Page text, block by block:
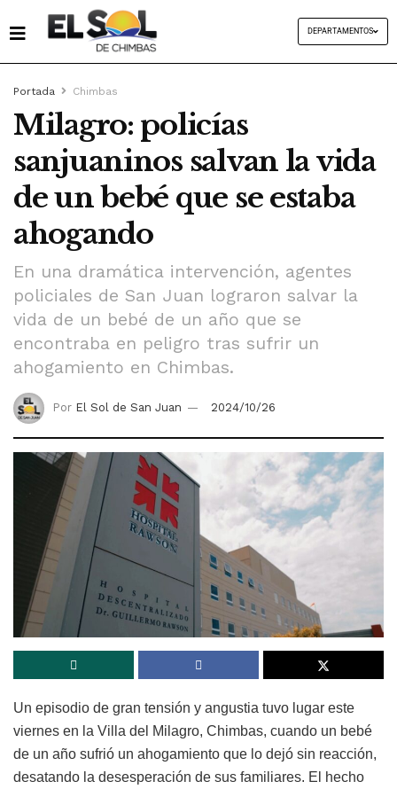
DEPARTAMENTOS
Portada Chimbas
Milagro: policías
sanjuaninos salvan la vida
de un bebé que se estaba
ahogando
En una dramática intervención, agentes
policiales de San Juan lograron salvar la
vida de un bebé de un año que se
encontraba en peligro tras sufrir un
ahogamiento en Chimbas.
Por El Sol de San Juan 2024/10/26
Un episodio de gran tensión y angustia tuvo lugar este
viernes en la Villa del Milagro, Chimbas, cuando un bebé
de un año sufrió un ahogamiento que lo dejó sin reacción,
desatando la desesperación de sus familiares. El hecho